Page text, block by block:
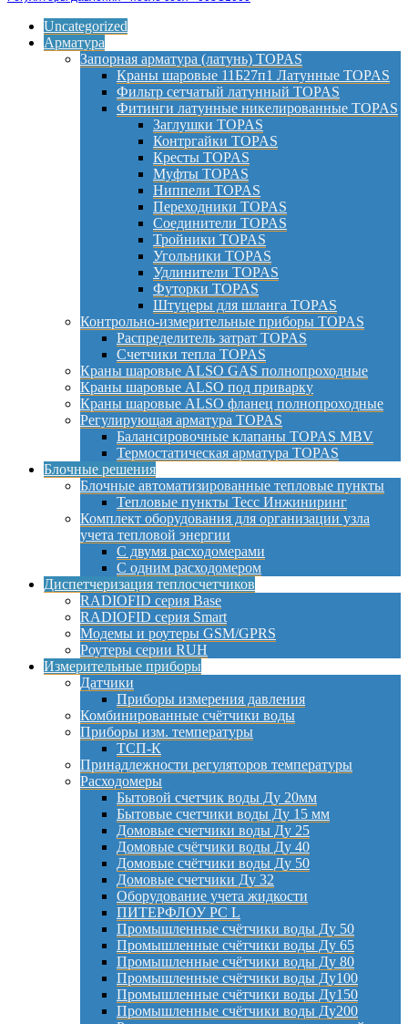
Uncategorized
Арматура
Запорная арматура (латунь) TOPAS
Краны шаровые 11Б27п1 Латунные TOPAS
Фильтр сетчатый латунный TOPAS
Фитинги латунные никелированные TOPAS
Заглушки TOPAS
Контргайки TOPAS
Кресты TOPAS
Муфты TOPAS
Ниппели TOPAS
Переходники TOPAS
Соединители TOPAS
Тройники TOPAS
Угольники TOPAS
Удлинители TOPAS
Футорки TOPAS
Штуцеры для шланга TOPAS
Контрольно-измерительные приборы TOPAS
Распределитель затрат TOPAS
Счетчики тепла TOPAS
Краны шаровые ALSO GAS полнопроходные
Краны шаровые ALSO под приварку
Краны шаровые ALSO фланец полнопроходные
Регулирующая арматура TOPAS
Балансировочные клапаны TOPAS MBV
Термостатическая арматура TOPAS
Блочные решения
Блочные автоматизированные тепловые пункты
Тепловые пункты Тесс Инжиниринг
Комплект оборудования для организации узла
учета тепловой энергии
С двумя расходомерами
С одним расходомером
Диспетчеризация теплосчетчиков
RADIOFID серия Base
RADIOFID серия Smart
Модемы и роутеры GSM/GPRS
Роутеры серии RUH
Измерительные приборы
Датчики
Приборы измерения давления
Комбинированные счётчики воды
Приборы изм. температуры
ТСП-К
Принадлежности регуляторов температуры
Расходомеры
Бытовой счетчик воды Ду 20мм
Бытовые счетчики воды Ду 15 мм
Домовые счетчики воды Ду 25
Домовые счётчики воды Ду 40
Домовые счётчики воды Ду 50
Домовые счетчики Ду 32
Оборудование учета жидкости
ПИТЕРФЛОУ РС L
Промышленные счётчики воды Ду 50
Промышленные счётчики воды Ду 65
Промышленные счётчики воды Ду 80
Промышленные счётчики воды Ду100
Промышленные счётчики воды Ду150
Промышленные счётчики воды Ду200